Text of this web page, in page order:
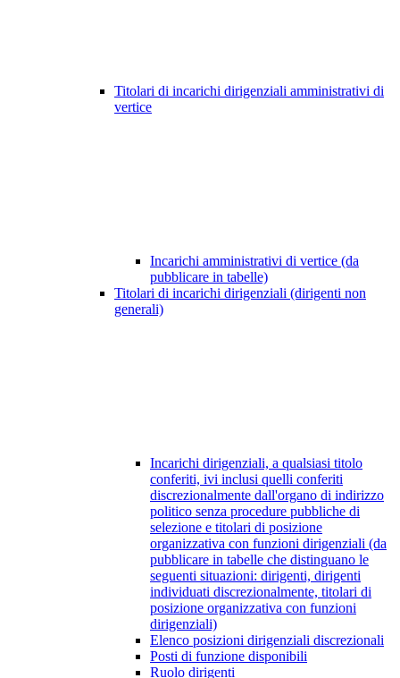
Titolari di incarichi dirigenziali amministrativi di
vertice
Incarichi amministrativi di vertice (da
pubblicare in tabelle)
Titolari di incarichi dirigenziali (dirigenti non
generali)
Incarichi dirigenziali, a qualsiasi titolo
conferiti, ivi inclusi quelli conferiti
discrezionalmente dall'organo di indirizzo
politico senza procedure pubbliche di
selezione e titolari di posizione
organizzativa con funzioni dirigenziali (da
pubblicare in tabelle che distinguano le
seguenti situazioni: dirigenti, dirigenti
individuati discrezionalmente, titolari di
posizione organizzativa con funzioni
dirigenziali)
Elenco posizioni dirigenziali discrezionali
Posti di funzione disponibili
Ruolo dirigenti